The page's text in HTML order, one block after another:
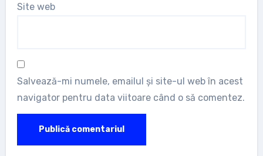
Site web
Salvează-mi numele, emailul și site-ul web în acest
navigator pentru data viitoare când o să comentez.